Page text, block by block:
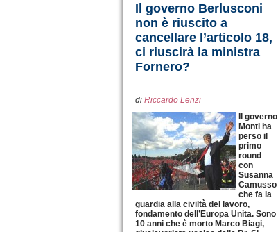
Il governo Berlusconi
non è riuscito a
cancellare l’articolo 18,
ci riuscirà la ministra
Fornero?
di Riccardo Lenzi
Il governo
Monti ha
perso il
primo
round
con
Susanna
Camusso
che fa la
guardia alla civiltà del lavoro,
fondamento dell’Europa Unita. Sono
10 anni che è morto Marco Biagi,